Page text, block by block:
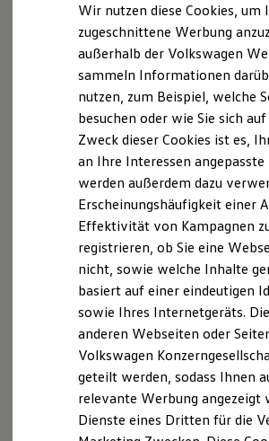
Elektroautos
ID. Tutorials
Elektrofahrzeugkonzepte
Reichweite
Reichweite der ID.
Reichweite im Winter
Laden
Laden unterwegs
Laden Zuhause
Ladezeitensimulator
Batterie
Sicherheit
Garantie und Lebensdauer
Nachhaltigkeit
Technologie
Kosten und Kauf
Verbrauchskosten
Kaufoptionen
E-Auto-Förderung
Software und Konnektivität
Die ID. Software 6
ID. Software Versionen
Digitale Extras
Schnittstellen zu Ihrem
Impressum & Rechtliches)
Alles begann in
Heinz-Dieter Tiemeyer hat den
aber nicht nur im Blut, sondern
gelernt. Nach einer fundierten
Kfz-Mechaniker übernahm er im
alleinige Geschäftsleitung der
Betriebe von seiner Mutter Elvira.
Zeitpunkt an steuert Heinz-Dieter
Gruppe erfolgreich auf dem
Kontinuierlich erschloss das
seiner Leitung in den
Wir nutzen diese Cookies,
zugeschnittene Werbung
außerhalb der Volkswagen
sammeln Informationen
nutzen, zum Beispiel, welche
besuchen oder wie Sie sich
Zweck dieser Cookies ist es,
an Ihre Interessen
werden außerdem dazu
Erscheinungshäufigkeit einer
Effektivität von Kampagnen
registrieren, ob Sie eine
nicht, sowie welche Inhalte
basiert auf einer eindeutigen
sowie Ihres Internetgeräts.
anderen Webseiten oder
Volkswagen
geteilt werden, sodass Ihnen
relevante Werbung angezeigt
Dienste eines Dritten für die